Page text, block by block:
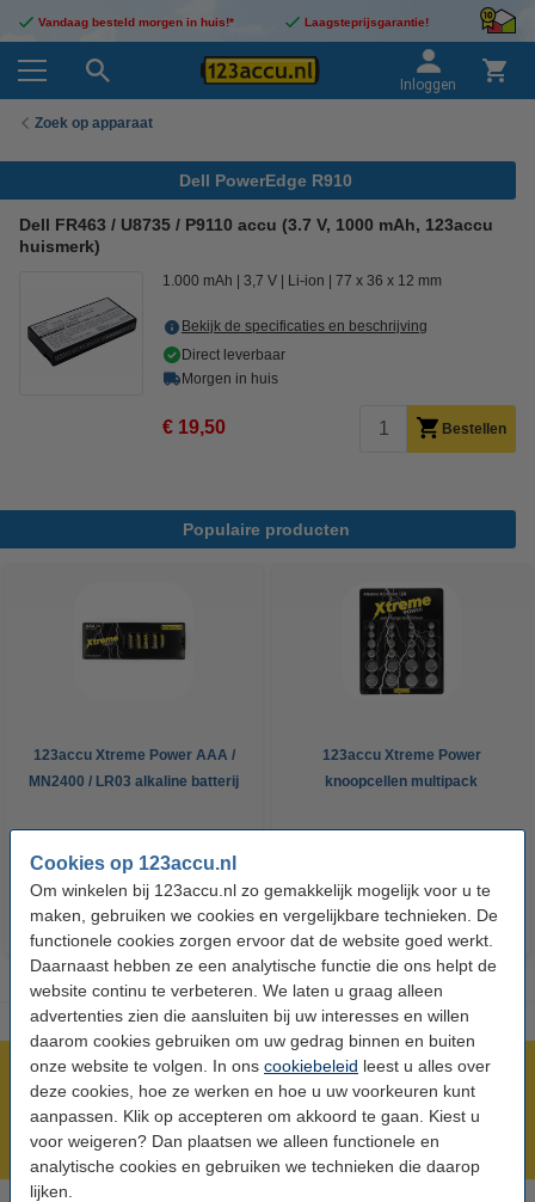
Cookies op 123accu.nl
Om winkelen bij 123accu.nl zo gemakkelijk mogelijk voor u te
maken, gebruiken we cookies en vergelijkbare technieken. De
functionele cookies zorgen ervoor dat de website goed werkt.
Daarnaast hebben ze een analytische functie die ons helpt de
website continu te verbeteren. We laten u graag alleen
advertenties zien die aansluiten bij uw interesses en willen
daarom cookies gebruiken om uw gedrag binnen en buiten
onze website te volgen. In ons cookiebeleid leest u alles over
deze cookies, hoe ze werken en hoe u uw voorkeuren kunt
aanpassen. Klik op accepteren om akkoord te gaan. Kiest u
voor weigeren? Dan plaatsen we alleen functionele en
analytische cookies en gebruiken we technieken die daarop
lijken.
Vandaag besteld morgen in huis!* Laagsteprijsgarantie!
Inloggen
Zoek op apparaat
Dell PowerEdge R910
Dell FR463 / U8735 / P9110 accu (3.7 V, 1000 mAh, 123accu
huismerk)
1.000 mAh 3,7 V Li-ion 77 x 36 x 12 mm
Bekijk de specificaties en beschrijving
Direct leverbaar
Morgen in huis
€ 19,50 Bestellen
Populaire producten
123accu Xtreme Power AAA /
MN2400 / LR03 alkaline batterij
BTW
123accu Xtreme Power
knoopcellen multipack
Meer dan 5 miljoen klanten!
Voor 23.59 uur besteld, morgen in huis!
Laagsteprijsgarantie!